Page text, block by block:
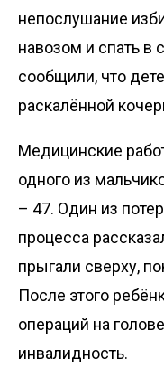
непослушание
навозом и спать в
сообщили, что
раскалённой
Медицинские
одного из
– 47. Один из
процесса
прыгали сверху,
После этого
операций на
инвалидность.